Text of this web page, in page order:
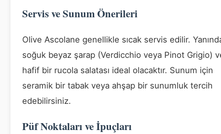
Servis ve Sunum Önerileri
Olive Ascolane genellikle sıcak servis edilir.
soğuk beyaz şarap (Verdicchio veya Pinot Grigio)
hafif bir rucola salatası ideal olacaktır. Sunum için
seramik bir tabak veya ahşap bir sunumluk tercih
edebilirsiniz.
Püf Noktaları ve İpuçları